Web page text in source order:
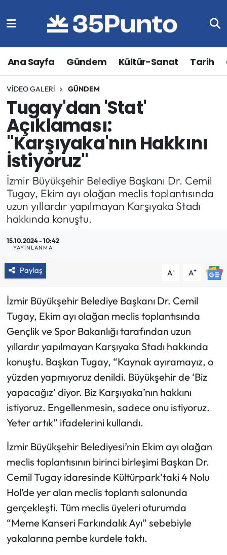
Ana Sayfa Gündem Kültür-Sanat Tarih
VIDEO GALERI GÜNDEM
Tugay'dan 'Stat'
Açıklaması:
"Karşıyaka'nın Hakkını
İstiyoruz"
İzmir Büyükşehir Belediye Başkanı Dr. Cemil
Tugay, Ekim ayı olağan meclis toplantısında
uzun yıllardır yapılmayan Karşıyaka Stadı
hakkında konuştu.
15.10.2024 - 10:42
YAYINLANMA
Paylaş A- A+
İzmir Büyükşehir Belediye Başkanı Dr. Cemil
Tugay, Ekim ayı olağan meclis toplantısında
Gençlik ve Spor Bakanlığı tarafından uzun
yıllardır yapılmayan Karşıyaka Stadı hakkında
konuştu. Başkan Tugay, “Kaynak ayıramayız, o
yüzden yapmıyoruz denildi. Büyükşehir de ‘Biz
yapacağız’ diyor. Biz Karşıyaka’nın hakkını
istiyoruz. Engellenmesin, sadece onu istiyoruz.
Yeter artık” ifadelerini kullandı.
İzmir Büyükşehir Belediyesi’nin Ekim ayı olağan
meclis toplantısının birinci birleşimi Başkan Dr.
Cemil Tugay idaresinde Kültürpark’taki 4 Nolu
Hol’de yer alan meclis toplantı salonunda
gerçekleşti. Tüm meclis üyeleri oturumda
“Meme Kanseri Farkındalık Ayı” sebebiyle
yakalarına pembe kurdele taktı.